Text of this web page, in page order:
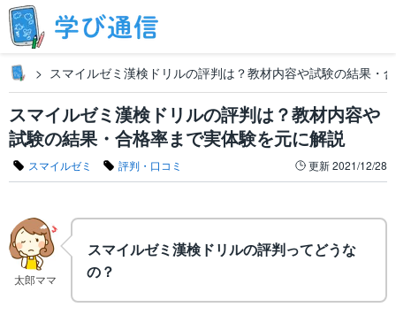
スマイルゼミ漢検ドリルの評判は？教材内容や試験の結果・
スマイルゼミ漢検ドリルの評判は？教材内容や
試験の結果・合格率まで実体験を元に解説
スマイルゼミ 評判・口コミ 更新2021/12/28
太郎ママ
スマイルゼミ漢検ドリルの評判ってどうな
の？